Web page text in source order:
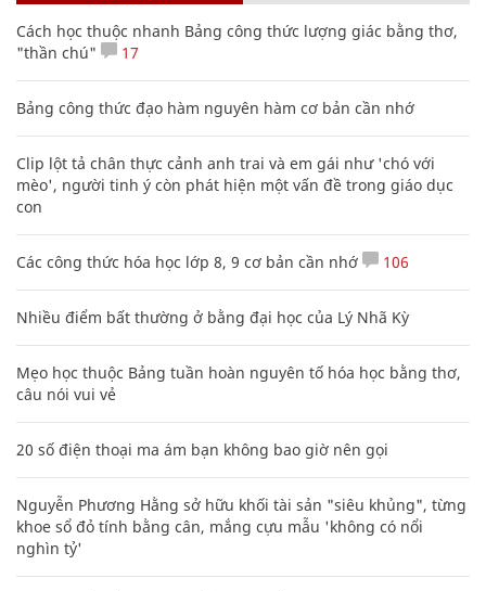
Cách học thuộc nhanh Bảng công thức lượng giác bằng thơ,
"thần chú"
17
Bảng công thức đạo hàm nguyên hàm cơ bản cần nhớ
Clip lột tả chân thực cảnh anh trai và em gái như 'chó với
mèo', người tinh ý còn phát hiện một vấn đề trong giáo dục
con
Các công thức hóa học lớp 8, 9 cơ bản cần nhớ 106
Nhiều điểm bất thường ở bằng đại học của Lý Nhã Kỳ
Mẹo học thuộc Bảng tuần hoàn nguyên tố hóa học bằng thơ,
câu nói vui vẻ
20 số điện thoại ma ám bạn không bao giờ nên gọi
Nguyễn Phương Hằng sở hữu khối tài sản "siêu khủng", từng
khoe sổ đỏ tính bằng cân, mắng cựu mẫu 'không có nổi
nghìn tỷ'